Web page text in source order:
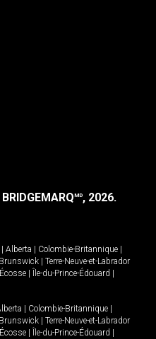
MD, 2026.
Alberta Colombie-Britannique
Terre-Neuve-et-Labrador
Île-du-Prince-Édouard
Colombie-Britannique
Terre-Neuve-et-Labrador
Île-du-Prince-Édouard